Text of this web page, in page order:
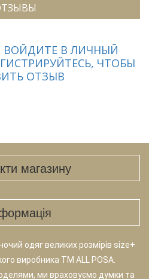
В ЛИЧНЫЙ
ЧТОБЫ
ОТЗЫВ
магазину
одяг великих розмірів size+
виробника TM ALL POSA.
ми враховуємо думки та